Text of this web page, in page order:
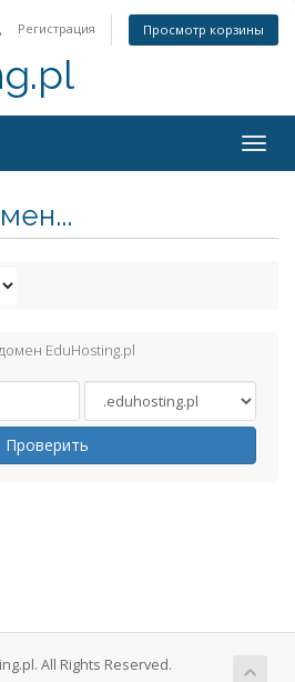
Регистрация Просмотр корзины
EduHosting.pl
Проверить
All Rights Reserved.